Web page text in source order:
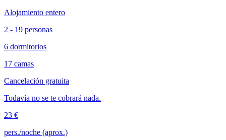
Alojamiento entero
2 - 19 personas
6 dormitorios
17 camas
Cancelación gratuita
Todavía no se te cobrará nada.
23 €
pers./noche (aprox.)